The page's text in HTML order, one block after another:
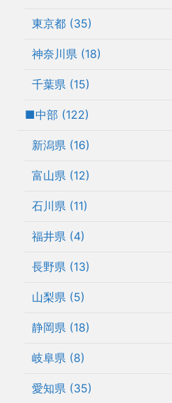
東京都 (35)
神奈川県 (18)
千葉県 (15)
■中部 (122)
新潟県 (16)
富山県 (12)
石川県 (11)
福井県 (4)
長野県 (13)
山梨県 (5)
静岡県 (18)
岐阜県 (8)
愛知県 (35)